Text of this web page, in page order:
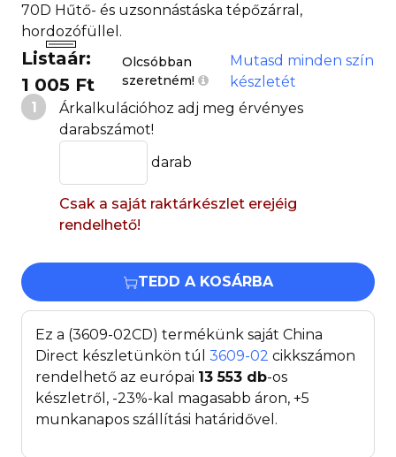
70D Hűtő- és uzsonnástáska tépőzárral,
hordozófüllel.
Listaár:
1 005 Ft
Olcsóbban
szeretném!
Mutasd minden szín
készletét
1
Árkalkulációhoz adj meg érvényes
darabszámot!
darab
Csak a saját raktárkészlet erejéig
rendelhető!
TEDD A KOSÁRBA
Ez a (3609-02CD) termékünk saját China
Direct készletünkön túl 3609-02 cikkszámon
rendelhető az európai 13 553 db-os
készletről, -23%-kal magasabb áron, +5
munkanapos szállítási határidővel.